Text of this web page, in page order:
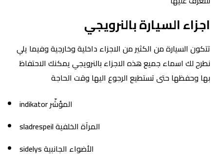
اجزاء السيارة بالنرويجي
تتكون السيارة من الكثير من الاجزاء داخلية وخارجية وفيما يلي
نطرح لك اسماء جميع هذه الاجزاء بالنرويجي يمكنك الاحتفاظ
بها وحفظها حتى تستطيع الرجوع اليها وقت الحاجة
indikator المؤشّر
sladrespeil المرآة الخلفية
sidelys الأضواء الجانبية